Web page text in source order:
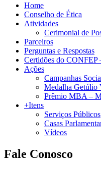
Home
Conselho de Ética
Atividades
Cerimonial de
Parceiros
Perguntas e Respostas
Certidões do CONFEP
Ações
Campanhas
Medalha Getúlio
Prêmio MBA –
+Itens
Serviços Públicos
Casas
Vídeos
Fale Conosco